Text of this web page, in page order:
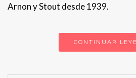
Arnon y Stout desde 1939.
CONTINUAR